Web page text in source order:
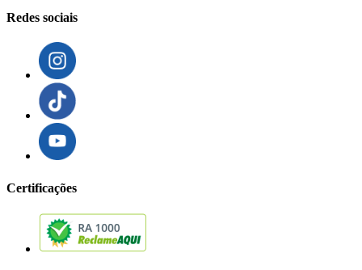
Redes sociais
Certificações